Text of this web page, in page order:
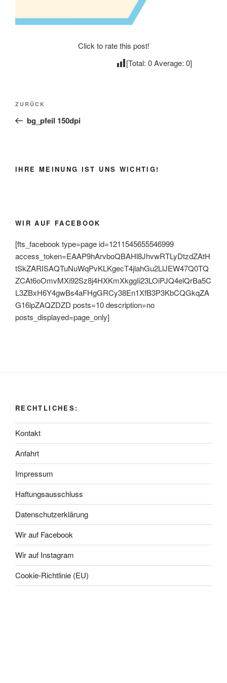
Click to rate this post!
[Total: 0Average: 0]
Beitragsnavigation
Vorheriger
Beitrag
ZURÜCK
bg_pfeil 150dpi
IHRE MEINUNG IST UNS WICHTIG!
WIR AUF FACEBOOK
[fts_facebook type=page id=1211545655546999
access_token=EAAP9hArvboQBAHl8JhvwRTLyDtzdZAtH
tSkZARISAQTuNuWqPvKLKgecT4jlahGu2LlJEW47Q0TQ
ZCAt6oOmvMXi92Sz8j4HXKmXkggIi23LOiPJQ4elQrBa5C
L3ZBxH6Y4gwBs4aFHgGRCy38En1XfB3P3KbCQGkqZA
G16lpZAQZDZD posts=10 description=no
posts_displayed=page_only]
RECHTLICHES:
Kontakt
Anfahrt
Impressum
Haftungsausschluss
Datenschutzerklärung
Wir auf Facebook
Wir auf Instagram
Cookie-Richtlinie (EU)